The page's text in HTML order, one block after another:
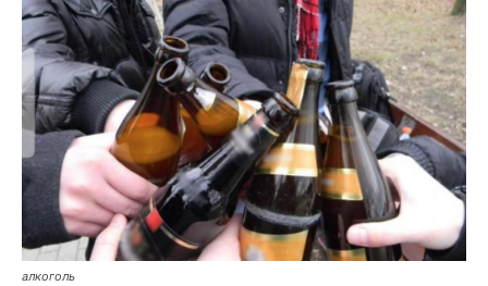
алкоголь